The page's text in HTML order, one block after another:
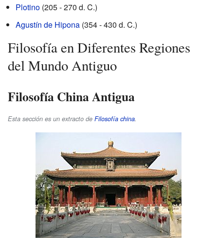
Plotino (205 - 270 d. C.)
Agustín de Hipona (354 - 430 d. C.)
Filosofía en Diferentes Regiones
del Mundo Antiguo
Filosofía China Antigua
Esta sección es un extracto de Filosofía china.